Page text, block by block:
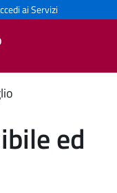
ai Servizi
ed